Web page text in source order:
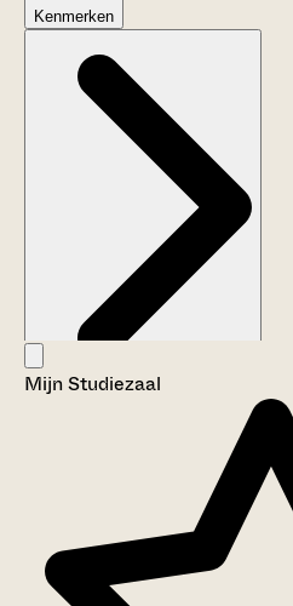
Kenmerken
Aanwijzingen voor de gebruiker
Mijn Studiezaal